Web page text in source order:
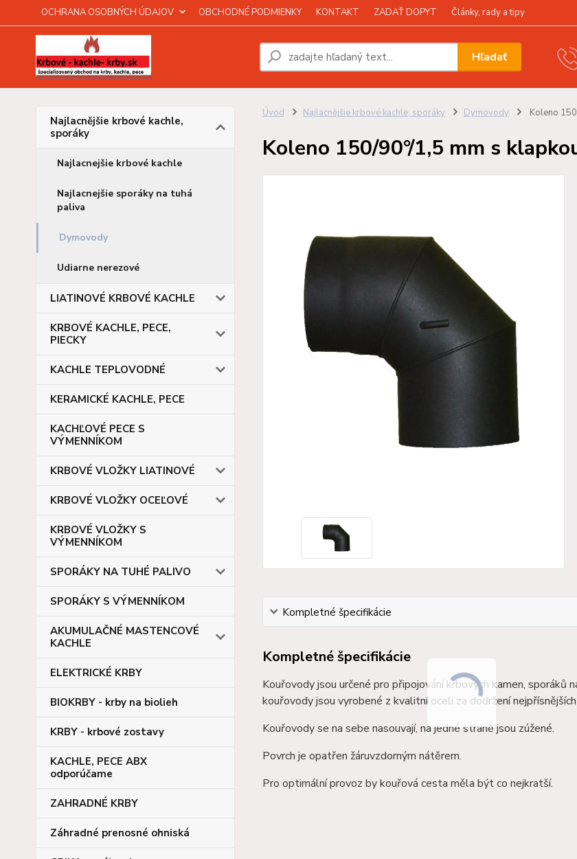
OCHRANA OSOBNÝCH ÚDAJOV OBCHODNÉ PODMIENKY KONTAKT ZADAŤ DOPYT Články, rady a tipy
Hľadať
Najlacnějšie krbové kachle,
sporáky
Najlacnejšie krbové kachle
Najlacnejšie sporáky na tuhá
paliva
Dymovody
Udiarne nerezové
LIATINOVÉ KRBOVÉ KACHLE
KRBOVÉ KACHLE, PECE,
PIECKY
KACHLE TEPLOVODNÉ
KERAMICKÉ KACHLE, PECE
KACHĽOVÉ PECE S
VÝMENNÍKOM
KRBOVÉ VLOŽKY LIATINOVÉ
KRBOVÉ VLOŽKY OCEĽOVÉ
KRBOVÉ VLOŽKY S
VÝMENNÍKOM
SPORÁKY NA TUHÉ PALIVO
SPORÁKY S VÝMENNÍKOM
AKUMULAČNÉ MASTENCOVÉ
KACHLE
ELEKTRICKÉ KRBY
BIOKRBY - krby na biolieh
KRBY - krbové zostavy
KACHLE, PECE ABX
odporúčame
ZAHRADNÉ KRBY
Záhradné prenosné ohniská
Úvod Najlacnějšie krbové kachle, sporáky Dymovody Koleno
Koleno 150/90°/1,5 mm s
Kompletné špecifikácie
Kompletné špecifikácie
Kouřovody jsou určené pro připojování krbových kamen, sporáků
kouřovody jsou vyrobené z kvalitní oceli za dodržení
Kouřovody se na sebe nasouvají, na jedné straně jsou zúžené.
Povrch je opatřen žáruvzdorným nátěrem.
Pro optimální provoz by kouřová cesta měla být co nejkratší.